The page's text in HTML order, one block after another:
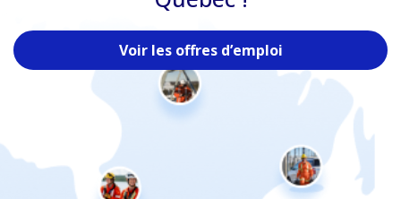
Voir les offres d’emploi